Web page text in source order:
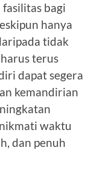
bagi
hanya
tidak
harus terus
dapat segera
kemandirian
waktu
dan penuh